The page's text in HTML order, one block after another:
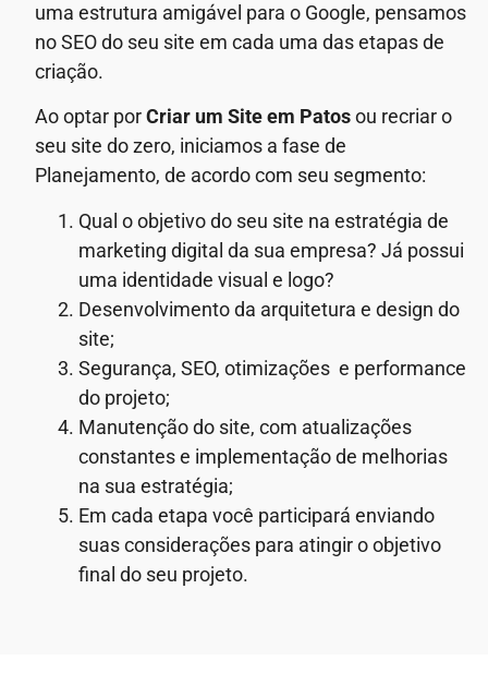
uma estrutura amigável para o Google, pensamos
no SEO do seu site em cada uma das etapas de
criação.
Ao optar porCriar um Site em Patosou recriar o
seu site do zero, iniciamos a fase de
Planejamento, de acordo com seu segmento:
Qual o objetivo do seu site na estratégia de
marketing digital da sua empresa? Já possui
uma identidade visual e logo?
Desenvolvimento da arquitetura e design do
site;
Segurança, SEO, otimizações e performance
do projeto;
Manutenção do site, com atualizações
constantes e implementação de melhorias
na sua estratégia;
Em cada etapa você participará enviando
suas considerações para atingir o objetivo
final do seu projeto.